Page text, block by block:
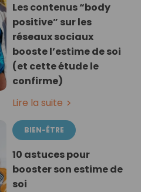
Les contenus “body
positive” sur les
réseaux sociaux
booste l’estime de soi
(et cette étude le
confirme)
Lire la suite
BIEN-ÊTRE
10 astuces pour
booster son estime de
soi